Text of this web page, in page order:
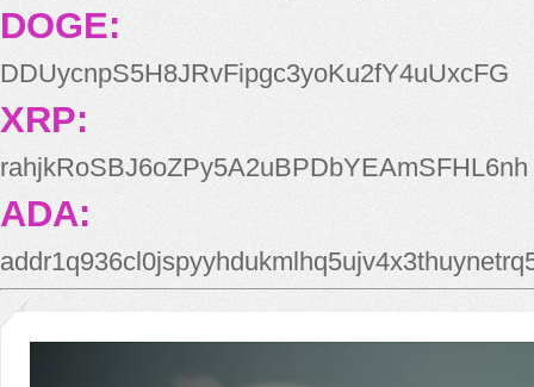
DOGE:
DDUycnpS5H8JRvFipgc3yoKu2fY4uUxcFG
XRP:
rahjkRoSBJ6oZPy5A2uBPDbYEAmSFHL6nh
ADA: